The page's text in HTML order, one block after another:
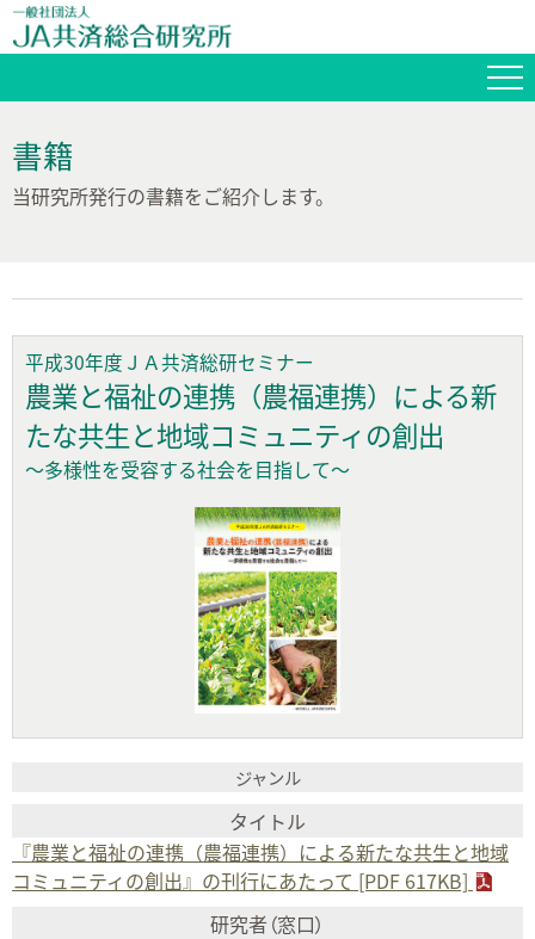
書籍
当研究所発行の書籍をご紹介します。
平成30年度ＪＡ共済総研セミナー
農業と福祉の連携（農福連携）による新
たな共生と地域コミュニティの創出
～多様性を受容する社会を目指して～
『農業と福祉の連携（農福連携）による新たな共生と地域
コミュニティの創出』の刊行にあたって [PDF 617KB]